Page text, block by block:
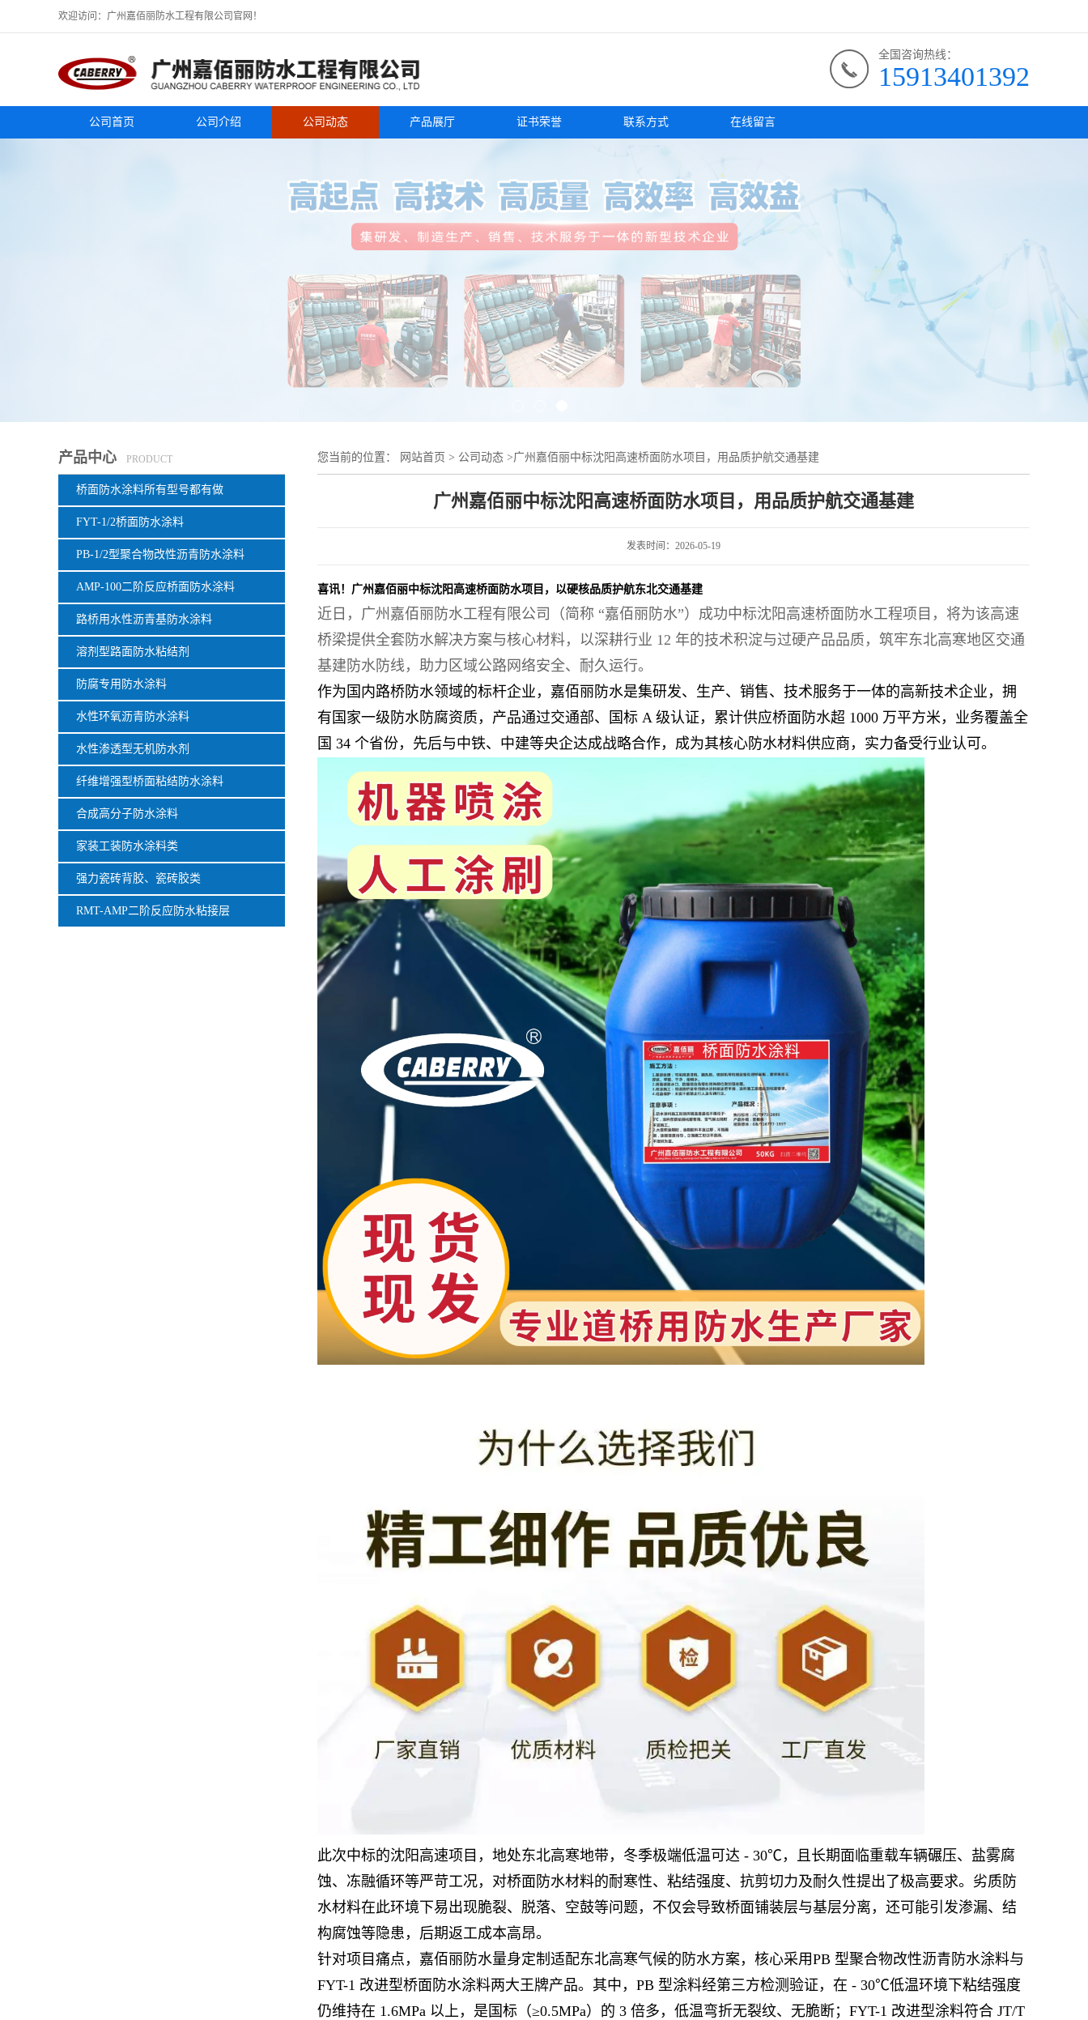
欢迎访问：广州嘉佰丽防水工程有限公司官网！
全国咨询热线：
15913401392
公司首页 公司介绍 公司动态 产品展厅 证书荣誉 联系方式 在线留言
产品中心 PRODUCT
桥面防水涂料所有型号都有做
FYT-1/2桥面防水涂料
PB-1/2型聚合物改性沥青防水涂料
AMP-100二阶反应桥面防水涂料
路桥用水性沥青基防水涂料
溶剂型路面防水粘结剂
防腐专用防水涂料
水性环氧沥青防水涂料
水性渗透型无机防水剂
纤维增强型桥面粘结防水涂料
合成高分子防水涂料
家装工装防水涂料类
强力瓷砖背胶、瓷砖胶类
RMT-AMP二阶反应防水粘接层
您当前的位置： 网站首页 > 公司动态 >广州嘉佰丽中标沈阳高速桥面防水项目，用品质护航交通基建
广州嘉佰丽中标沈阳高速桥面防水项目，用品质护航交通基建
发表时间：2026-05-19
喜讯！广州嘉佰丽中标沈阳高速桥面防水项目，以硬核品质护航东北交通基建
近日，广州嘉佰丽防水工程有限公司（简称 “嘉佰丽防水”）成功中标沈阳高速桥面防水工程项目，将为该高速
桥梁提供全套防水解决方案与核心材料，以深耕行业 12 年的技术积淀与过硬产品品质，筑牢东北高寒地区交通
基建防水防线，助力区域公路网络安全、耐久运行。
作为国内路桥防水领域的标杆企业，嘉佰丽防水是集研发、生产、销售、技术服务于一体的高新技术企业，拥
有国家一级防水防腐资质，产品通过交通部、国标 A 级认证，累计供应桥面防水超 1000 万平方米，业务覆盖全
国 34 个省份，先后与中铁、中建等央企达成战略合作，成为其核心防水材料供应商，实力备受行业认可。
此次中标的沈阳高速项目，地处东北高寒地带，冬季极端低温可达 - 30℃，且长期面临重载车辆碾压、盐雾腐
蚀、冻融循环等严苛工况，对桥面防水材料的耐寒性、粘结强度、抗剪切力及耐久性提出了极高要求。劣质防
水材料在此环境下易出现脆裂、脱落、空鼓等问题，不仅会导致桥面铺装层与基层分离，还可能引发渗漏、结
构腐蚀等隐患，后期返工成本高昂。
针对项目痛点，嘉佰丽防水量身定制适配东北高寒气候的防水方案，核心采用PB 型聚合物改性沥青防水涂料与
FYT-1 改进型桥面防水涂料两大王牌产品。其中，PB 型涂料经第三方检测验证，在 - 30℃低温环境下粘结强度
仍维持在 1.6MPa 以上，是国标（≥0.5MPa）的 3 倍多，低温弯折无裂纹、无脆断；FYT-1 改进型涂料符合 JT/T